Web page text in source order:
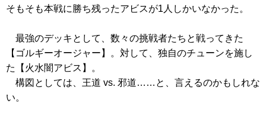
そもそも本戦に勝ち残ったアビスが1人しかいなかった。
最強のデッキとして、数々の挑戦者たちと戦ってきた
【ゴルギーオージャー】。対して、独自のチューンを施し
た【火水闇アビス】。
構図としては、王道 vs. 邪道……と、言えるのかもしれな
い。